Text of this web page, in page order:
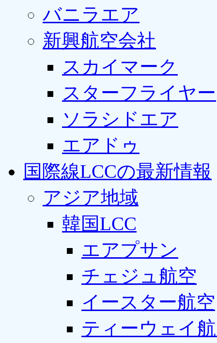
バニラエア
新興航空会社
スカイマーク
スターフライヤー
ソラシドエア
エアドゥ
国際線LCCの最新情報
アジア地域
韓国LCC
エアプサン
チェジュ航空
イースター航空
ティーウェイ